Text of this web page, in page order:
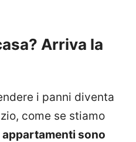
Arriva la
i panni diventa
come se stiamo
appartamenti sono